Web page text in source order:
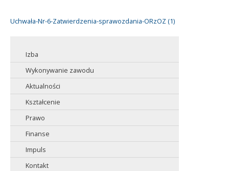
Uchwała-Nr-6-Zatwierdzenia-sprawozdania-ORzOZ (1)
Izba
Wykonywanie zawodu
Aktualności
Kształcenie
Prawo
Finanse
Impuls
Kontakt